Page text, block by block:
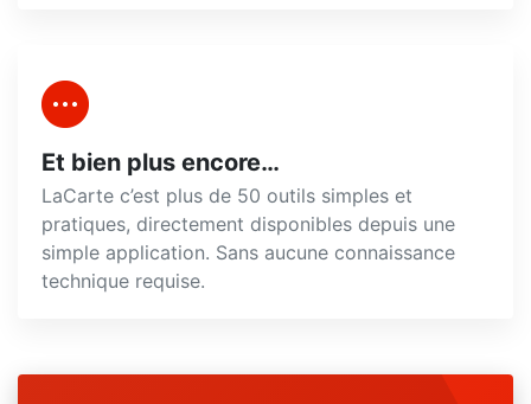
Et bien plus encore…
LaCarte c’est plus de 50 outils simples et
pratiques, directement disponibles depuis une
simple application. Sans aucune connaissance
technique requise.